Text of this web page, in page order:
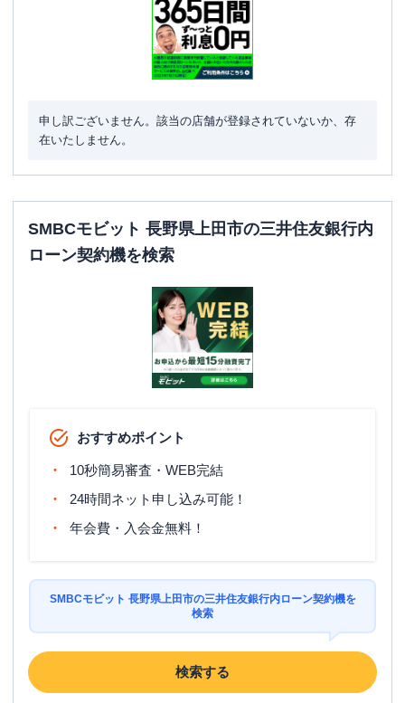
申し訳ございません。該当の店舗が登録されていないか、存
在いたしません。
SMBCモビット 長野県上田市の三井住友銀行内
ローン契約機を検索
おすすめポイント
10秒簡易審査・WEB完結
24時間ネット申し込み可能！
年会費・入会金無料！
SMBCモビット 長野県上田市の三井住友銀行内ローン契約機を
検索
検索する